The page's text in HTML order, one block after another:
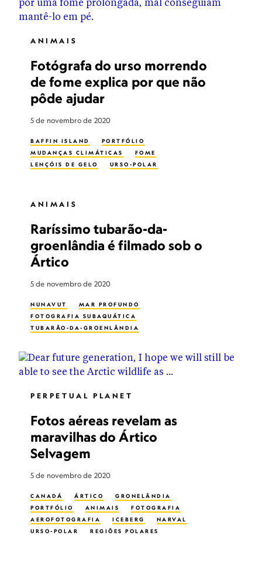
ANIMAIS
Fotógrafa do urso morrendo
de fome explica por que não
pôde ajudar
5 de novembro de 2020
BAFFIN ISLAND
PORTFÓLIO
MUDANÇAS CLIMÁTICAS
FOME
LENÇÓIS DE GELO
URSO-POLAR
ANIMAIS
Raríssimo tubarão-da-
groenlândia é filmado sob o
Ártico
5 de novembro de 2020
NUNAVUT
MAR PROFUNDO
FOTOGRAFIA SUBAQUÁTICA
TUBARÃO-DA-GROENLÂNDIA
PERPETUAL PLANET
Fotos aéreas revelam as
maravilhas do Ártico
Selvagem
5 de novembro de 2020
CANADÁ ÁRTICO
GRONELÂNDIA
PORTFÓLIO
ANIMAIS
FOTOGRAFIA
AEROFOTOGRAFIA
ICEBERG
NARVAL
URSO-POLAR
REGIÕES POLARES